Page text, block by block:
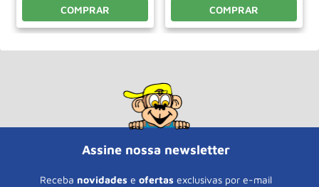
COMPRAR COMPRAR
Assine nossa newsletter
Receba novidades e ofertas exclusivas por e-mail